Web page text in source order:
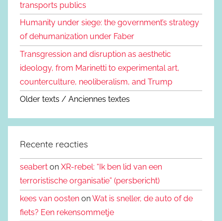
transports publics
Humanity under siege: the government’s strategy
of dehumanization under Faber
Transgression and disruption as aesthetic
ideology, from Marinetti to experimental art,
counterculture, neoliberalism, and Trump
Older texts / Anciennes textes
Recente reacties
seabert on XR-rebel: “Ik ben lid van een
terroristische organisatie” (persbericht)
kees van oosten onWat is sneller, de auto of de
fiets? Een rekensommetje